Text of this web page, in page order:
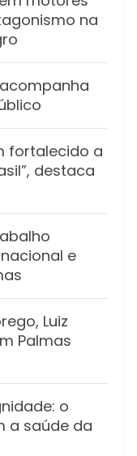
na
acompanha
fortalecido a
destaca
e
Luiz
Palmas
o
a saúde da